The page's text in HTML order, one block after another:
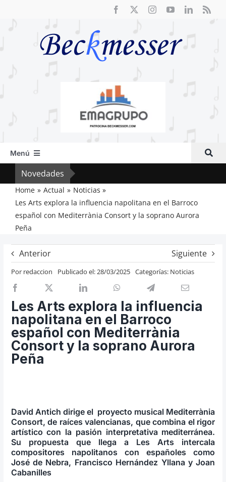
Menú
Inicio
Actual
Artículos
Crítica
Entrevistas
Recomendación
Cosas de Beckmesser
Nosotros y privacidad
Buscar:
Novedades
Home Actual
Noticias
Les Arts explora la influencia napolitana en el Barroco
español con Mediterrània Consort y la soprano Aurora
Peña
Anterior Siguiente
Por redaccion Publicado el: 28/03/2025 Categorías: Noticias
Les Arts explora la influencia
napolitana en el Barroco
español con Mediterrània
Consort y la soprano Aurora
Peña
David Antich dirige el proyecto musical Mediterrània
Consort, de raíces valencianas, que combina el rigor
artístico con la pasión interpretativa mediterránea.
Su propuesta que llega a Les Arts intercala
compositores napolitanos con españoles como
José de Nebra, Francisco Hernández Yllana y Joan
Cabanilles